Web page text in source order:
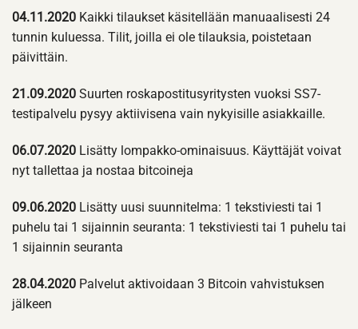
04.11.2020 Kaikki tilaukset käsitellään manuaalisesti 24
tunnin kuluessa. Tilit, joilla ei ole tilauksia, poistetaan
päivittäin.
21.09.2020 Suurten roskapostitusyritysten vuoksi SS7-
testipalvelu pysyy aktiivisena vain nykyisille asiakkaille.
06.07.2020 Lisätty lompakko-ominaisuus. Käyttäjät voivat
nyt tallettaa ja nostaa bitcoineja
09.06.2020 Lisätty uusi suunnitelma: 1 tekstiviesti tai 1
puhelu tai 1 sijainnin seuranta: 1 tekstiviesti tai 1 puhelu tai
1 sijainnin seuranta
28.04.2020 Palvelut aktivoidaan 3 Bitcoin vahvistuksen
jälkeen